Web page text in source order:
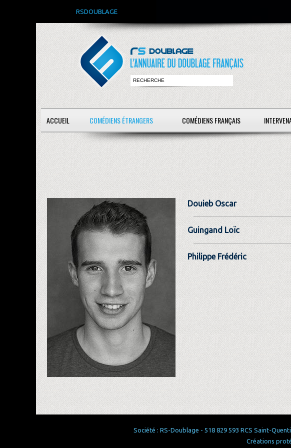
RSDOUBLAGE
ACCUEIL COMÉDIENS ÉTRANGERS COMÉDIENS FRANÇAIS
Douieb Oscar
Guingand Loïc
Philippe Frédéric
Société : RS-Doublage - 518 829 593 RCS Saint-
Créations